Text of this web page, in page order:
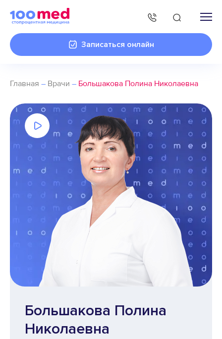
Записаться онлайн
Главная – Врачи – Большакова Полина Николаевна
Большакова Полина
Николаевна